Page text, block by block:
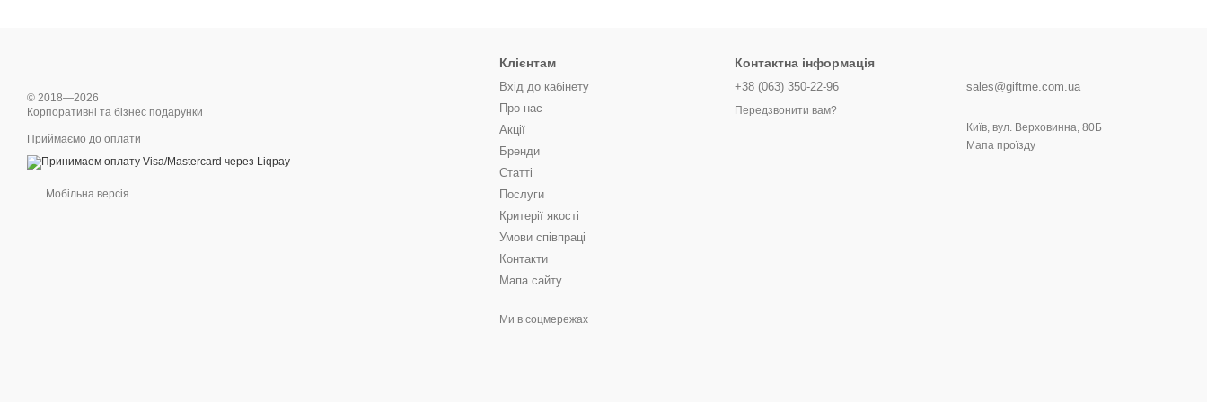
© 2018—2026
Корпоративні та бізнес подарунки
Приймаємо до оплати
Мобільна версія
Клієнтам
Вхід до кабінету
Про нас
Акції
Бренди
Статті
Послуги
Критерії якості
Умови співпраці
Контакти
Мапа сайту
Ми в соцмережах
Контактна інформація
+38 (063) 350-22-96
Передзвонити вам?
sales@giftme.com.ua
Київ, вул. Верховинна, 80Б
Мапа проїзду